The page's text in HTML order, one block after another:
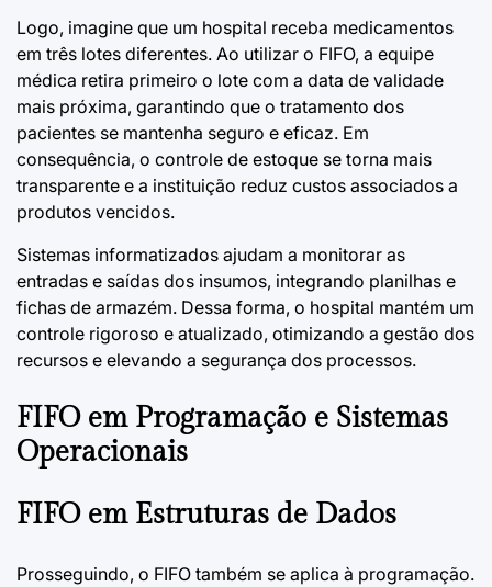
Logo, imagine que um hospital receba medicamentos
em três lotes diferentes. Ao utilizar o FIFO, a equipe
médica retira primeiro o lote com a data de validade
mais próxima, garantindo que o tratamento dos
pacientes se mantenha seguro e eficaz. Em
consequência, o controle de estoque se torna mais
transparente e a instituição reduz custos associados a
produtos vencidos.
Sistemas informatizados ajudam a monitorar as
entradas e saídas dos insumos, integrando planilhas e
fichas de armazém. Dessa forma, o hospital mantém um
controle rigoroso e atualizado, otimizando a gestão dos
recursos e elevando a segurança dos processos.
FIFO em Programação e Sistemas
Operacionais
FIFO em Estruturas de Dados
Prosseguindo, o FIFO também se aplica à programação.